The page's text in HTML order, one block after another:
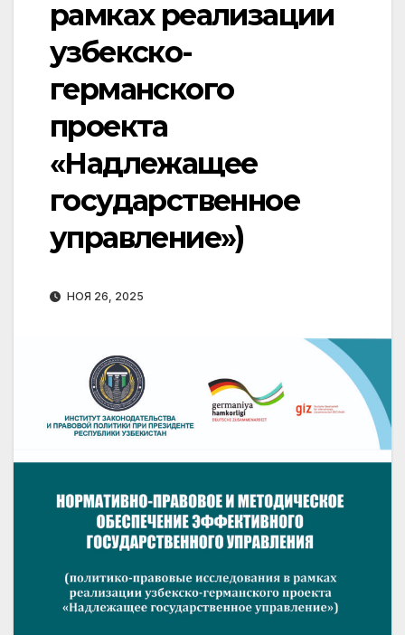
рамках реализации
узбекско-
германского
проекта
«Надлежащее
государственное
управление»)
НОЯ 26, 2025